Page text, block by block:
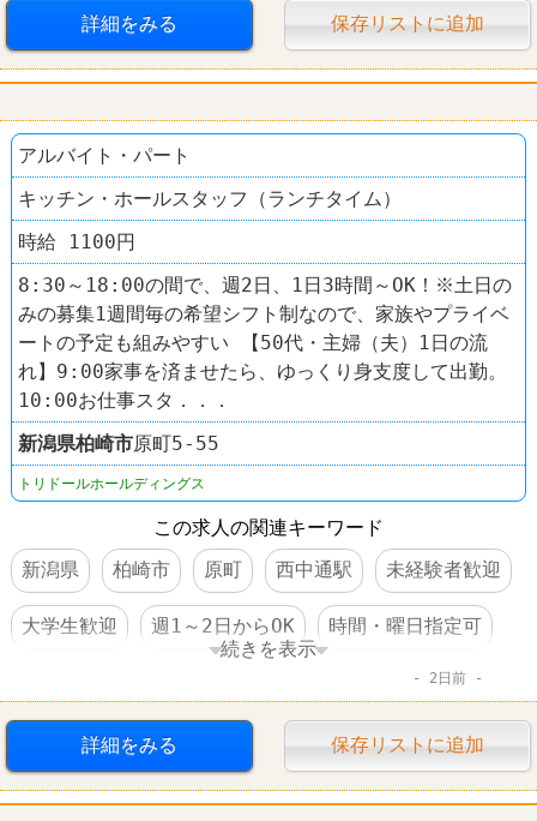
詳細をみる 保存リストに追加
アルバイト・パート
キッチン・ホールスタッフ（ランチタイム）
時給 1100円
8:30～18:00の間で、週2日、1日3時間～OK！※土日の
みの募集1週間毎の希望シフト制なので、家族やプライベ
ートの予定も組みやすい 【50代・主婦（夫）1日の流
れ】9:00家事を済ませたら、ゆっくり身支度して出勤。
10:00お仕事スタ．．．
新潟県柏崎市原町5-55
トリドールホールディングス
この求人の関連キーワード
新潟県
柏崎市 原町 西中通駅 未経験者歓迎
大学生歓迎 週1～2日からOK 時間・曜日指定可
扶養控除内のオシゴト
制服あり 社員登用あり 車・バイク通勤可
髪型自由 学歴不問 60代以上活躍
続きを表示
2日前
詳細をみる 保存リストに追加